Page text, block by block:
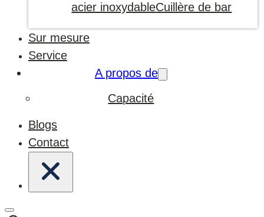
acier inoxydableCuillère de bar
Sur mesure
Service
A propos de
Capacité
Blogs
Contact